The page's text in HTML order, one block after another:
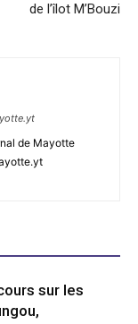
de l’îlot M’Bouzi
de Mayotte
sur les